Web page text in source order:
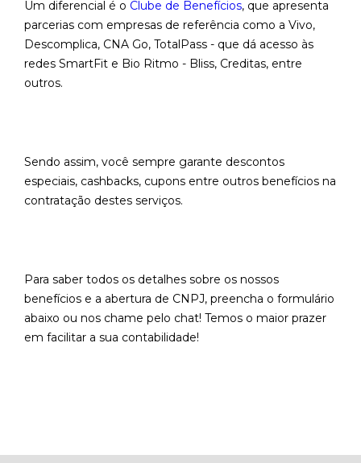
Um diferencial é o Clube de Benefícios, que apresenta
parcerias com empresas de referência como a Vivo,
Descomplica, CNA Go, TotalPass - que dá acesso às
redes SmartFit e Bio Ritmo - Bliss, Creditas, entre
outros.
Sendo assim, você sempre garante descontos
especiais, cashbacks, cupons entre outros benefícios na
contratação destes serviços.
Para saber todos os detalhes sobre os nossos
benefícios e a abertura de CNPJ, preencha o formulário
abaixo ou nos chame pelo chat! Temos o maior prazer
em facilitar a sua contabilidade!